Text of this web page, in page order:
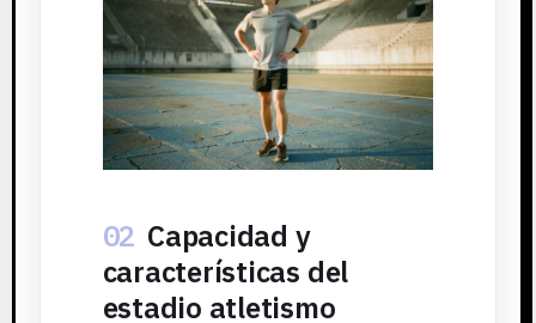
02 Capacidad y
características del
estadio atletismo